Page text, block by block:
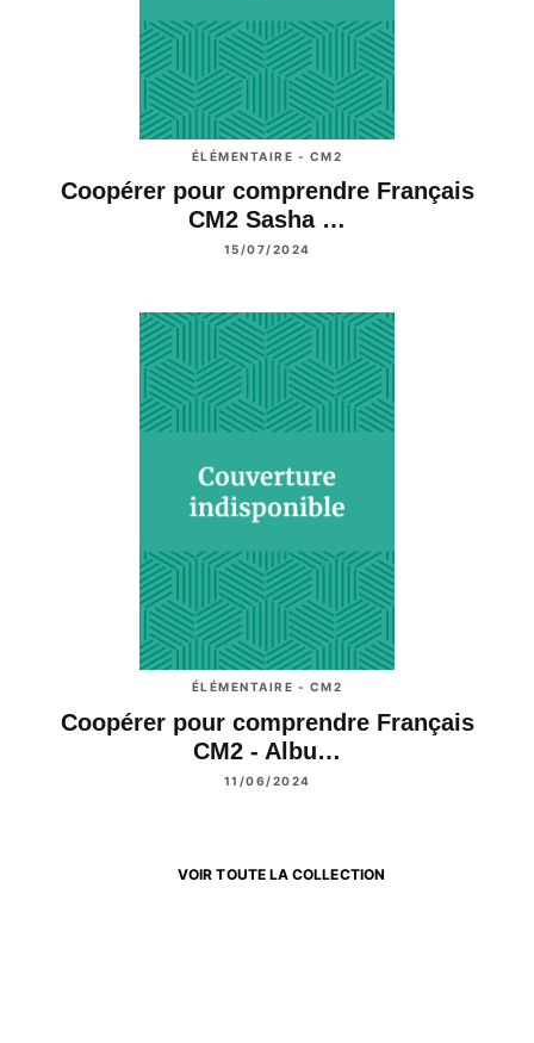
ÉLÉMENTAIRE - CM2
Coopérer pour comprendre Français
CM2 Sasha …
15/07/2024
ÉLÉMENTAIRE - CM2
Coopérer pour comprendre Français
CM2 - Albu…
11/06/2024
VOIR TOUTE LA COLLECTION